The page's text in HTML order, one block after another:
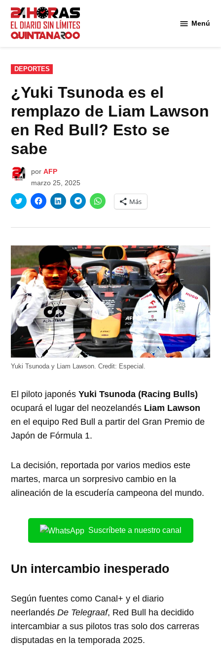
Saltar
contenido
Menú
PUBLICADO
EN
DEPORTES
¿Yuki Tsunoda es el
remplazo de Liam Lawson
en Red Bull? Esto se
sabe
por AFP
marzo 25, 2025
Haz
clic
en
abre
en
una
ventana
nueva)
Haz
clic
en
abre
en
ventana
nueva)
Haz
clic
en
abre
en
una
ventana
nueva)
Haz
clic
en
abre
en
una
ventana
nueva)
Haz
clic
para
en
abre
en
una
ventana
nueva)
Más
Yuki Tsunoda y Liam Lawson.Credit: Especial.
El piloto japonésYuki Tsunoda (Racing Bulls)
ocupará el lugar del neozelandés Liam Lawson
en el equipo Red Bull a partir del Gran Premio de
Japón de Fórmula 1.
La decisión, reportada por varios medios este
martes, marca un sorpresivo cambio en la
alineación de la escudería campeona del mundo.
Suscríbete a nuestro canal
Un intercambio inesperado
Según fuentes como Canal+ y el diario
neerlandésDe Telegraaf, Red Bull ha decidido
intercambiar a sus pilotos tras solo dos carreras
disputadas en la temporada 2025.